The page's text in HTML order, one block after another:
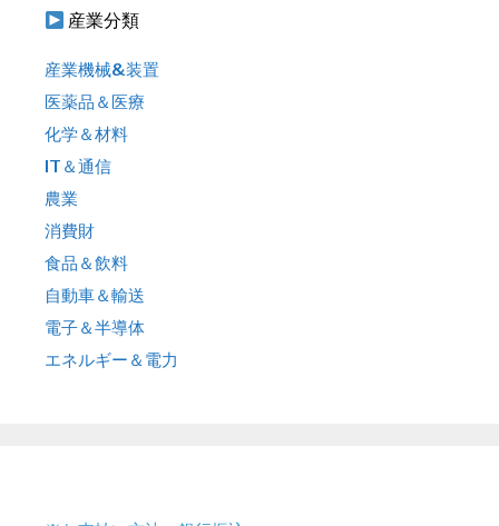
産業分類
産業機械&装置
医薬品＆医療
化学＆材料
IT＆通信
農業
消費財
食品＆飲料
自動車＆輸送
電子＆半導体
エネルギー＆電力